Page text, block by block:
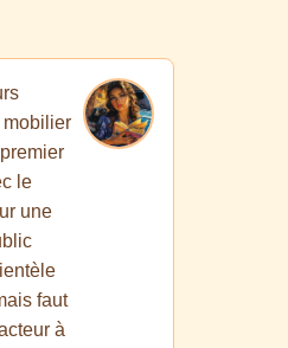
mobilier
le
une
faut
à